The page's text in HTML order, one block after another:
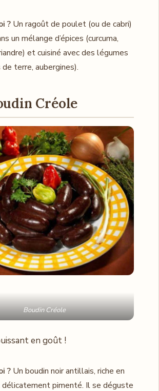
? Un ragoût de poulet (ou de cabri)
un mélange d’épices (curcuma,
et cuisiné avec des légumes
terre, aubergines).
Créole
Boudin Créole
en goût !
? Un boudin noir antillais, riche en
pimenté. Il se déguste